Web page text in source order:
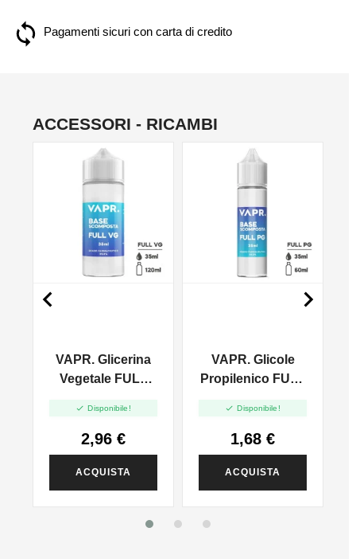
Pagamenti sicuri con carta di credito
ACCESSORI - RICAMBI
VAPR. Glicerina
Vegetale FULL
120ml
 Disponibile!
2,96 €
ACQUISTA
VAPR. Glicole
Propilenico FULL
 Disponibile!
1,68 €
ACQUISTA
 